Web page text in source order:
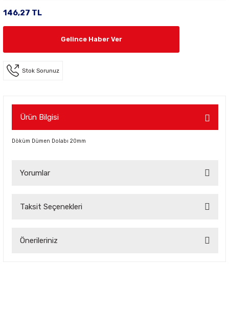
146,27 TL
Gelince Haber Ver
Stok Sorunuz
Ürün Bilgisi
Döküm Dümen Dolabı 20mm
Yorumlar
Taksit Seçenekleri
Önerileriniz